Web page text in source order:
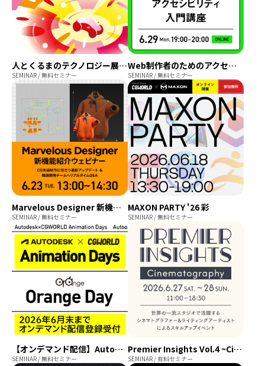
人とくるまのテクノロジー展 2026 NAGOYA 出展
SEMINAR / 無料セミナー
Web制作者のためのアクセシビリティ入門講座｜『具体例と解決策で学ぶ Webアクセシビリティの教科書』刊行記念
SEMINAR / 無料セミナー
Marvelous Designer 新機能紹介ウェビナー
SEMINAR / 無料セミナー
MAXON PARTY '26 彩
SEMINAR / 無料セミナー
【オンデマンド配信】Autodesk×CGWORLD Animation Days - Orange Day
SEMINAR / 無料セミナー
Premier Insights Vol.4 ~Cinematography~
SEMINAR / 有料セミナー